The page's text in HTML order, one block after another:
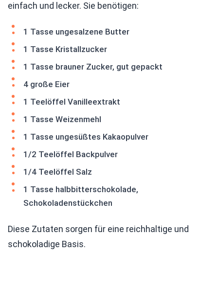
einfach und lecker. Sie benötigen:
1 Tasse ungesalzene Butter
1 Tasse Kristallzucker
1 Tasse brauner Zucker, gut gepackt
4 große Eier
1 Teelöffel Vanilleextrakt
1 Tasse Weizenmehl
1 Tasse ungesüßtes Kakaopulver
1/2 Teelöffel Backpulver
1/4 Teelöffel Salz
1 Tasse halbbitterschokolade,
Schokoladenstückchen
Diese Zutaten sorgen für eine reichhaltige und
schokoladige Basis.